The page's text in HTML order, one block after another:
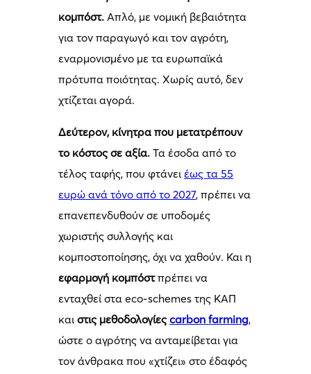
κομπόστ. Απλό, με νομική βεβαιότητα
για τον παραγωγό και τον αγρότη,
εναρμονισμένο με τα ευρωπαϊκά
πρότυπα ποιότητας. Χωρίς αυτό, δεν
χτίζεται αγορά.
Δεύτερον, κίνητρα που μετατρέπουν
το κόστος σε αξία. Τα έσοδα από το
τέλος ταφής, που φτάνειέως τα 55
ευρώ ανά τόνο από το 2027, πρέπει να
επανεπενδυθούν σε υποδομές
χωριστής συλλογής και
κομποστοποίησης, όχι να χαθούν. Και η
εφαρμογή κομπόστπρέπει να
ενταχθεί στα eco-schemes της ΚΑΠ
καιστις μεθοδολογίεςcarbon farming,
ώστε ο αγρότης να ανταμείβεται για
τον άνθρακα που «χτίζει» στο έδαφός